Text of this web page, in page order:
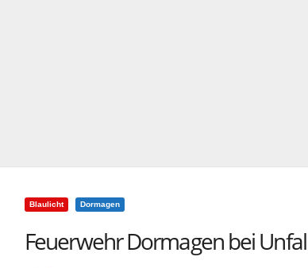
Blaulicht Dormagen
Feuerwehr Dormagen bei